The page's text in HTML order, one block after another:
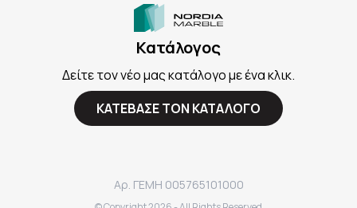
Κατάλογος
Δείτε τον νέο μας κατάλογο με ένα κλικ.
ΚΑΤΕΒΑΣΕ ΤΟΝ ΚΑΤΑΛΟΓΟ
Αρ. ΓΕΜΗ 005765101000